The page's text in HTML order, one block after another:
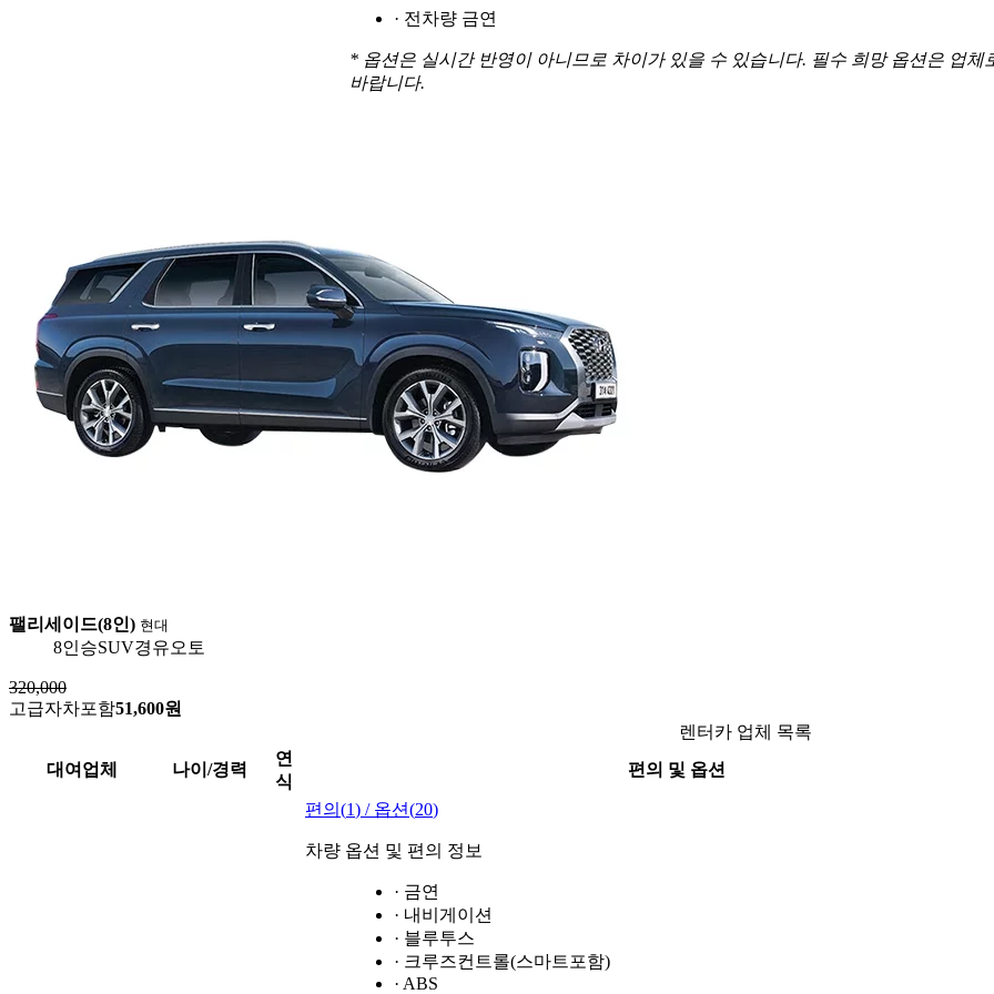
· 전차량 금연
* 옵션은 실시간 반영이 아니므로 차이가 있을 수 있습니다. 필수 희망 옵션은 업체
바랍니다.
팰리세이드(8인) 현대
8인승SUV경유오토
320,000
고급자차포함51,600원
렌터카 업체 목록
대여업체
나이/경력
연
식
편의 및 옵션
편의(1) / 옵션(20)
차량 옵션 및 편의 정보
· 금연
· 내비게이션
· 블루투스
· 크루즈컨트롤(스마트포함)
· ABS